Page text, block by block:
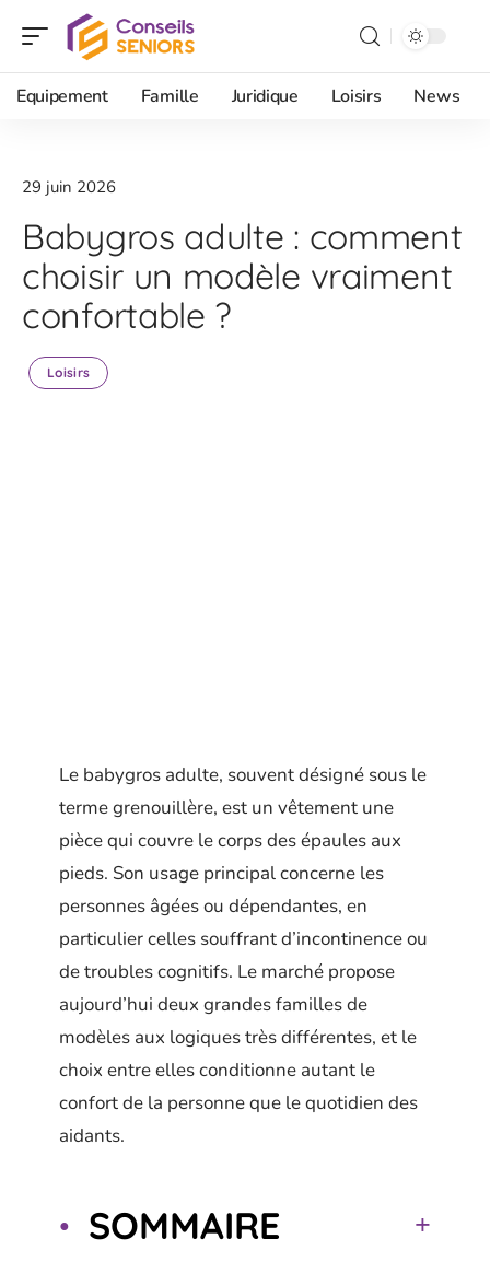
Equipement Famille Juridique Loisirs News
29 juin 2026
Babygros adulte : comment
choisir un modèle vraiment
confortable ?
Loisirs
Le babygros adulte, souvent désigné sous le
terme grenouillère, est un vêtement une
pièce qui couvre le corps des épaules aux
pieds. Son usage principal concerne les
personnes âgées ou dépendantes, en
particulier celles souffrant d’incontinence ou
de troubles cognitifs. Le marché propose
aujourd’hui deux grandes familles de
modèles aux logiques très différentes, et le
choix entre elles conditionne autant le
confort de la personne que le quotidien des
aidants.
SOMMAIRE